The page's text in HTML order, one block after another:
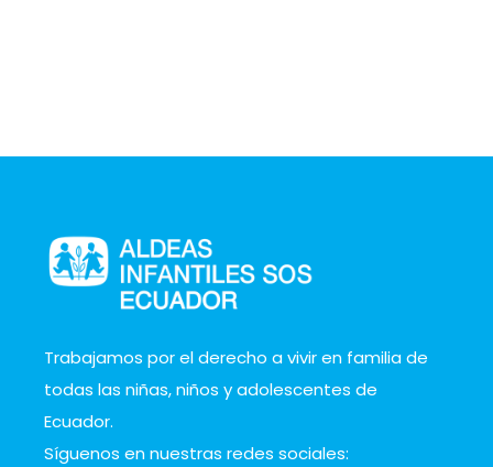
Trabajamos por el derecho a vivir en familia de
todas las niñas, niños y adolescentes de
Ecuador.
Síguenos en nuestras redes sociales: